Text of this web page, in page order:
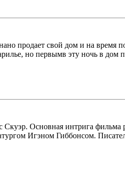
продает свой дом и на время
но первымв эту ночь в дом
Основная интрига
Игэном Гиббонсом.